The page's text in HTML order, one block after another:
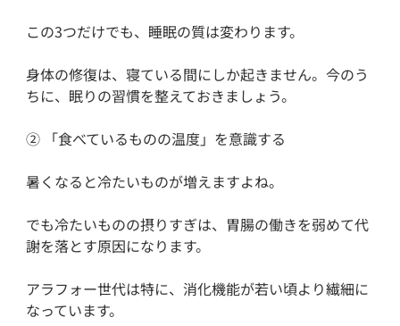
この3つだけでも、睡眠の質は変わります。
身体の修復は、寝ている間にしか起きません。今のう
ちに、眠りの習慣を整えておきましょう。
② 「食べているものの温度」を意識する
暑くなると冷たいものが増えますよね。
でも冷たいものの摂りすぎは、胃腸の働きを弱めて代
謝を落とす原因になります。
アラフォー世代は特に、消化機能が若い頃より繊細に
なっています。